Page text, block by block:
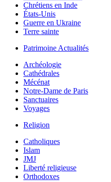
Chrétiens en Inde
États-Unis
Guerre en Ukraine
Terre sainte
Patrimoine Actualités
Archéologie
Cathédrales
Mécénat
Notre-Dame de Paris
Sanctuaires
Voyages
Religion
Catholiques
Islam
JMJ
Liberté religieuse
Orthodoxes